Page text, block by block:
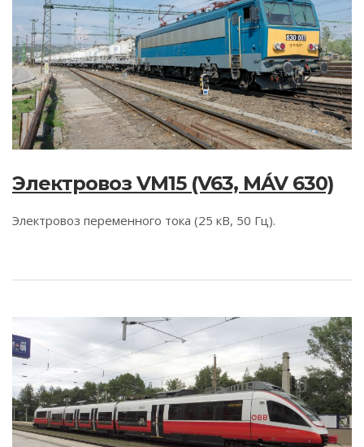
Электровоз VM15 (V63, MÁV 630)
Электровоз переменного тока (25 кВ, 50 Гц).